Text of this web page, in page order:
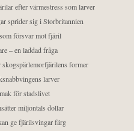
efter värmestress som larver
sprider sig i Storbritannien
försvar mot fjäril
– en laddad fråga
former
larver
för stadslivet
miljontals dollar
ge fjärilsvingar färg